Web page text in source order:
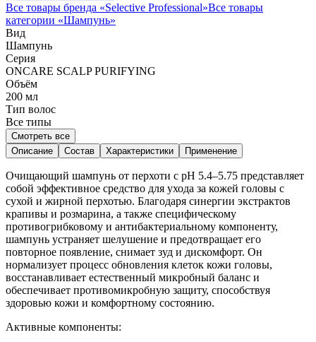
Все товары бренда «Selective Professional»Все товары
категории «Шампунь»
Вид
Шампунь
Серия
ONCARE SCALP PURIFYING
Объём
200 мл
Тип волос
Все типы
Смотреть все
Описание
Состав Характеристики Применение
Очищающий шампунь от перхоти с pH 5.4–5.75 представляет
собой эффективное средство для ухода за кожей головы с
сухой и жирной перхотью. Благодаря синергии экстрактов
крапивы и розмарина, а также специфическому
противогрибковому и антибактериальному компоненту,
шампунь устраняет шелушение и предотвращает его
повторное появление, снимает зуд и дискомфорт. Он
нормализует процесс обновления клеток кожи головы,
восстанавливает естественный микробный баланс и
обеспечивает противомикробную защиту, способствуя
здоровью кожи и комфортному состоянию.
Активные компоненты: